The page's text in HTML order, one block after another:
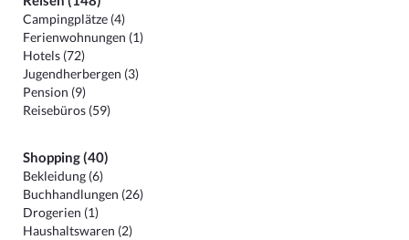
Campingplätze (4)
Ferienwohnungen (1)
Hotels (72)
Jugendherbergen (3)
Pension (9)
Reisebüros (59)
Shopping (40)
Bekleidung (6)
Buchhandlungen (26)
Drogerien (1)
Haushaltswaren (2)